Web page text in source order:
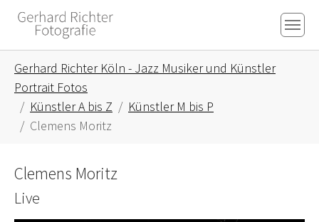
Skip to main content
Skip to page footer
Gerhard Richter Köln - Jazz Musiker und Künstler
Portrait Fotos
Künstler A bis Z
Künstler M bis P
Clemens Moritz
Clemens Moritz
Live